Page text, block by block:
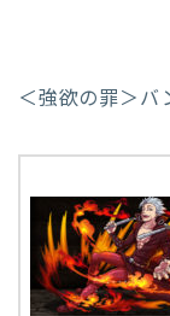
＜強欲の罪＞バ